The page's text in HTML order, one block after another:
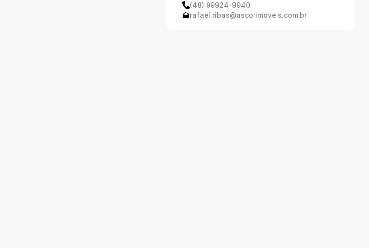
(48) 99924-9940
rafael.ribas@ascorimoveis.com.br